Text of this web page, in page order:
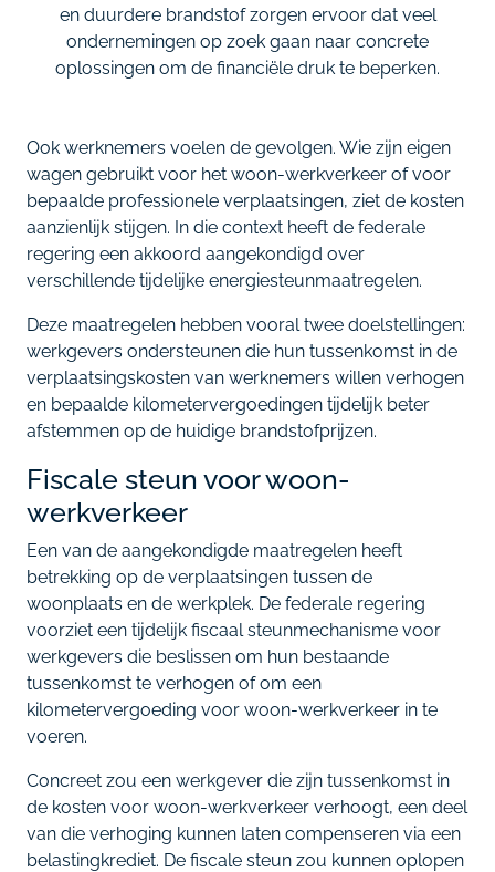
en duurdere brandstof zorgen ervoor dat veel
ondernemingen op zoek gaan naar concrete
oplossingen om de financiële druk te beperken.
Ook werknemers voelen de gevolgen. Wie zijn eigen
wagen gebruikt voor het woon-werkverkeer of voor
bepaalde professionele verplaatsingen, ziet de kosten
aanzienlijk stijgen. In die context heeft de federale
regering een akkoord aangekondigd over
verschillende tijdelijke energiesteunmaatregelen.
Deze maatregelen hebben vooral twee doelstellingen:
werkgevers ondersteunen die hun tussenkomst in de
verplaatsingskosten van werknemers willen verhogen
en bepaalde kilometervergoedingen tijdelijk beter
afstemmen op de huidige brandstofprijzen.
Fiscale steun voor woon-
werkverkeer
Een van de aangekondigde maatregelen heeft
betrekking op de verplaatsingen tussen de
woonplaats en de werkplek. De federale regering
voorziet een tijdelijk fiscaal steunmechanisme voor
werkgevers die beslissen om hun bestaande
tussenkomst te verhogen of om een
kilometervergoeding voor woon-werkverkeer in te
voeren.
Concreet zou een werkgever die zijn tussenkomst in
de kosten voor woon-werkverkeer verhoogt, een deel
van die verhoging kunnen laten compenseren via een
belastingkrediet. De fiscale steun zou kunnen oplopen